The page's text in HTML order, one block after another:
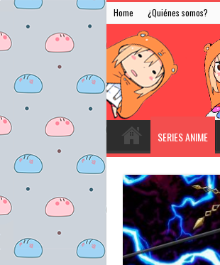
Home ¿Quiénes somos?
SERIES ANIME